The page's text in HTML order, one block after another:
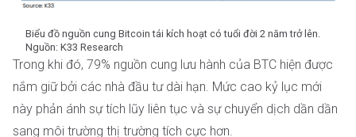
Biểu đồ nguồn cung Bitcoin tái kích hoạt có tuổi đời 2 năm trở lên.
Nguồn: K33 Research
Trong khi đó, 79% nguồn cung lưu hành của BTC hiện được
nắm giữ bởi các nhà đầu tư dài hạn. Mức cao kỷ lục mới
này phản ánh sự tích lũy liên tục và sự chuyển dịch dần dần
sang môi trường thị trường tích cực hơn.